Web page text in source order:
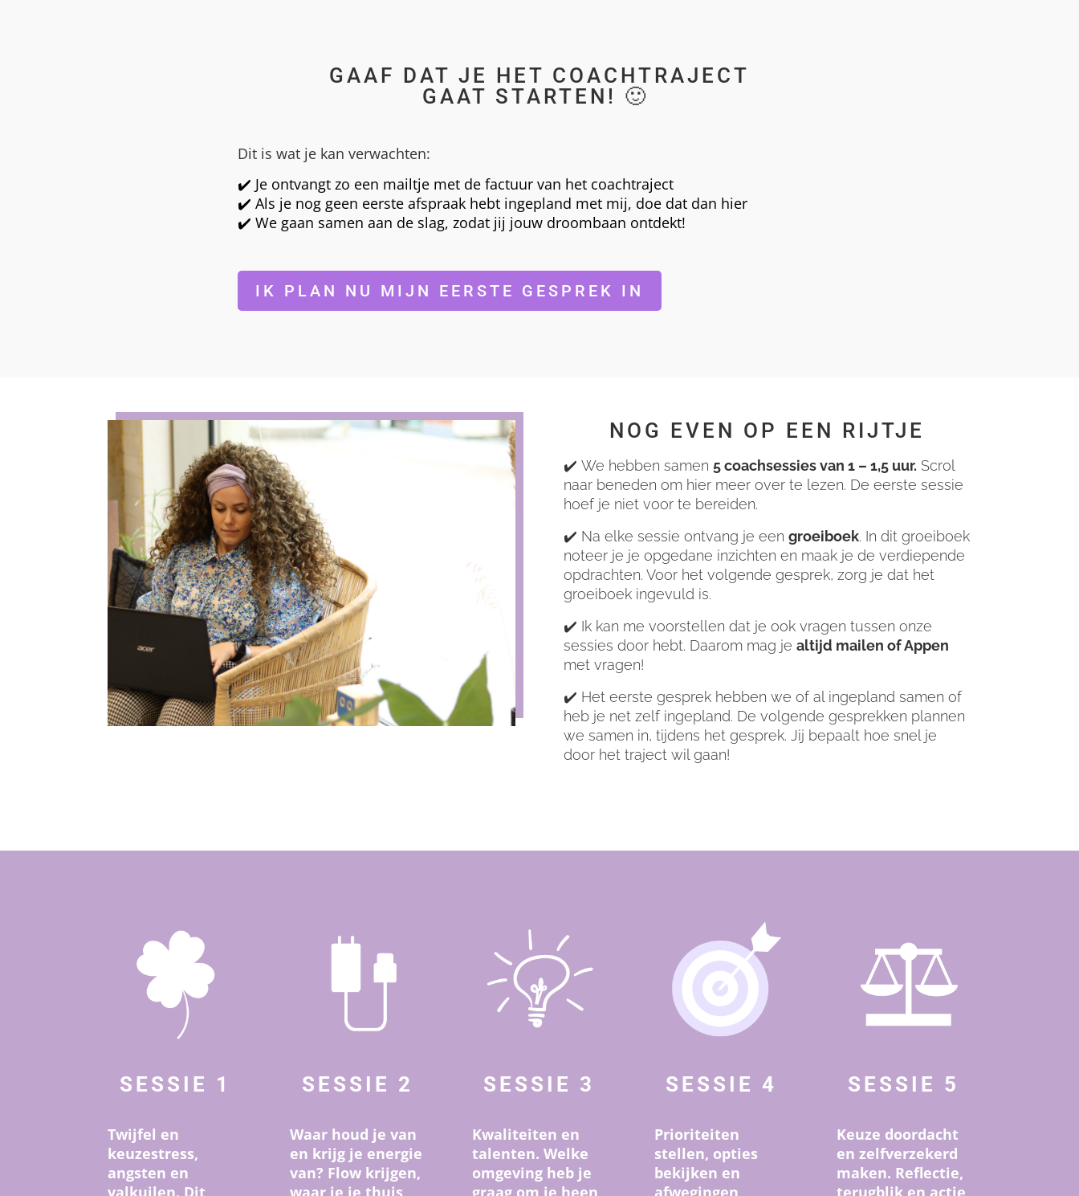
GAAF DAT JE HET COACHTRAJECT
GAAT STARTEN ! 🙂
Dit is wat je kan verwachten:
✔️ Je ontvangt zo een mailtje met de factuur van het coachtraject
✔️ Als je nog geen eerste afspraak hebt ingepland met mij, doe dat dan hier
✔️ We gaan samen aan de slag, zodat jij jouw droombaan ontdekt!
IK PLAN NU MIJN EERSTE GESPREK IN
NOG EVEN OP EEN RIJTJE
✔️ We hebben samen 5 coachsessies van 1 – 1,5 uur. Scrol
naar beneden om hier meer over te lezen. De eerste sessie
hoef je niet voor te bereiden.
✔️ Na elke sessie ontvang je een groeiboek. In dit groeiboek
noteer je je opgedane inzichten en maak je de verdiepende
opdrachten. Voor het volgende gesprek, zorg je dat het
groeiboek ingevuld is.
✔️ Ik kan me voorstellen dat je ook vragen tussen onze
sessies door hebt. Daarom mag je altijd mailen of Appen
met vragen!
✔️ Het eerste gesprek hebben we of al ingepland samen of
heb je net zelf ingepland. De volgende gesprekken plannen
we samen in, tijdens het gesprek. Jij bepaalt hoe snel je
door het traject wil gaan!
SESSIE 1
Twijfel en
keuzestress,
angsten en
valkuilen. Dit
SESSIE 2
Waar houd je van
en krijg je energie
van? Flow krijgen,
waar je je thuis
SESSIE 3
Kwaliteiten en
talenten. Welke
omgeving heb je
graag om je heen
SESSIE 4
Prioriteiten
stellen, opties
bekijken en
afwegingen
SESSIE 5
Keuze doordacht
en zelfverzekerd
maken. Reflectie,
terugblik en actie